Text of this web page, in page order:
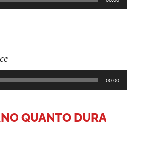
00:00
QUANTO DURA